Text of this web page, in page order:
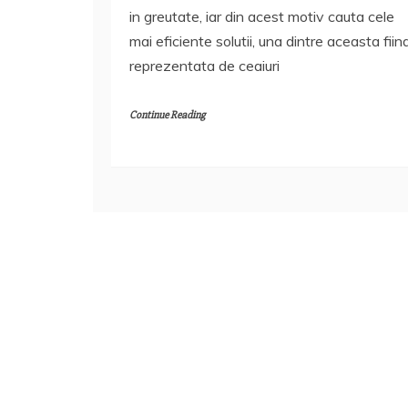
in greutate, iar din acest motiv cauta cele
mai eficiente solutii, una dintre aceasta
reprezentata de ceaiuri
Continue Reading